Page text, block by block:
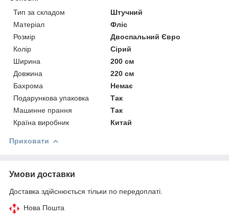
Тип за складом
Штучний
Матеріал
Фліс
Розмір
Двоспальний Євро
Колір
Сірий
Ширина
200 см
Довжина
220 см
Бахрома
Немає
Подарункова упаковка
Так
Машинне прання
Так
Країна виробник
Китай
Приховати
Умови доставки
Доставка здійснюється тільки по передоплаті.
Нова Пошта